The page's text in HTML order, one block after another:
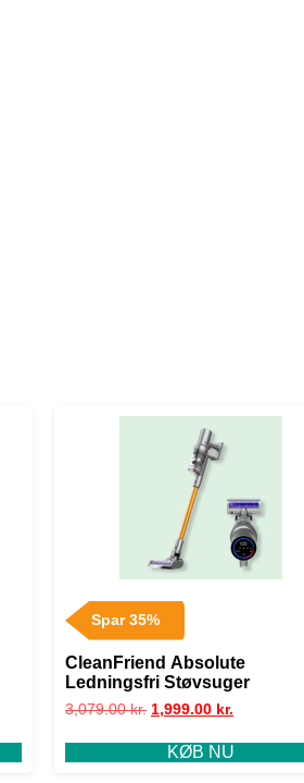
Spar 35%
CleanFriend Absolute
Ledningsfri Støvsuger
3,079.00kr. 1,999.00 kr.
KØB NU